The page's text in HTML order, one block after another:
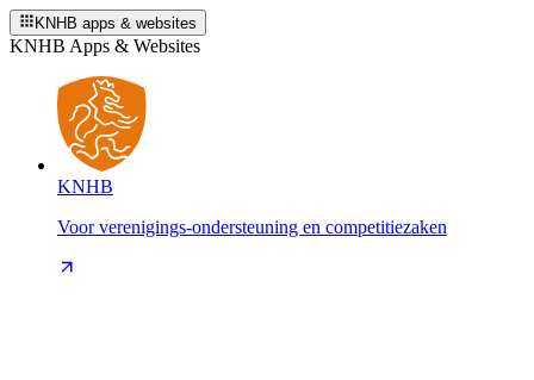
KNHB apps & websites
KNHB Apps & Websites
KNHB
Voor verenigings-ondersteuning en competitiezaken